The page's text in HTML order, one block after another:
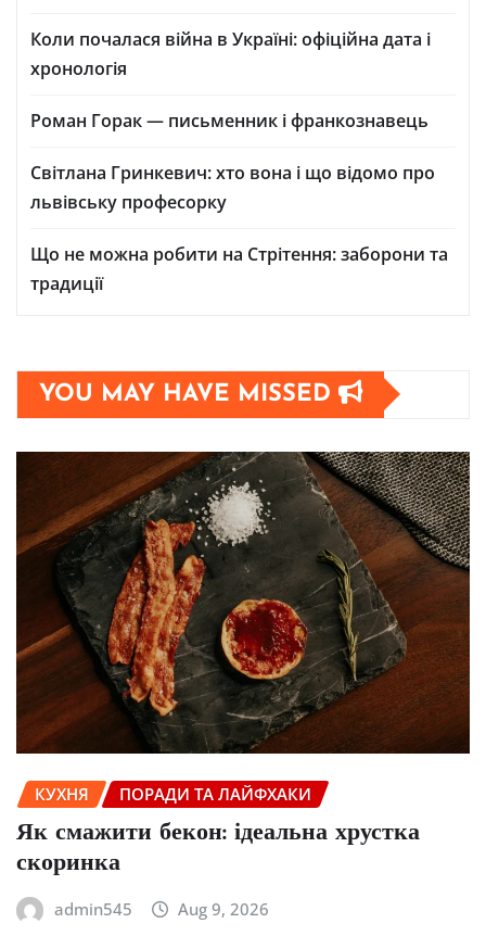
Коли почалася війна в Україні: офіційна дата і
хронологія
Роман Горак — письменник і франкознавець
Світлана Гринкевич: хто вона і що відомо про
львівську професорку
Що не можна робити на Стрітення: заборони та
традиції
YOU MAY HAVE MISSED
КУХНЯ ПОРАДИ ТА ЛАЙФХАКИ
Як смажити бекон: ідеальна хрустка
скоринка
admin545 Aug 9, 2026